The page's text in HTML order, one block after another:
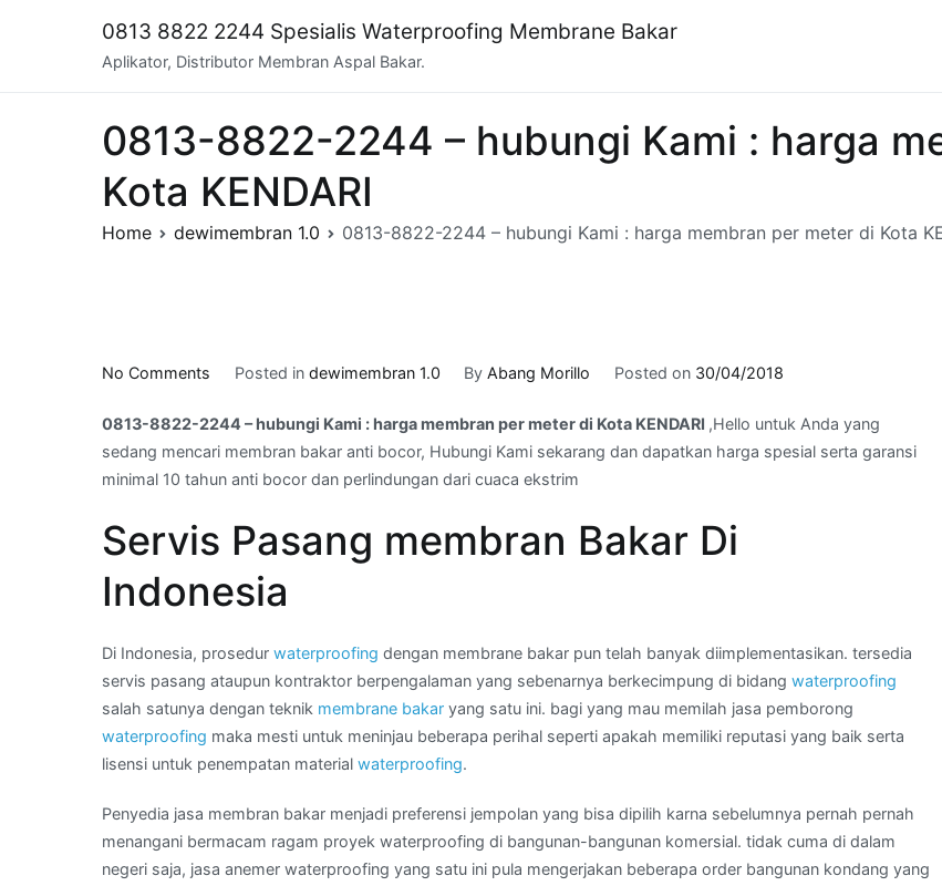
0813 8822 2244 Spesialis Waterproofing Membrane Bakar
Aplikator, Distributor Membran Aspal Bakar.
0813-8822-2244 – hubungi Kami : harga
Kota KENDARI
Home dewimembran 1.0 0813-8822-2244 – hubungi Kami : harga membran per meter di Kota
No Comments
8822-
2244
–
Kami
harga
per
meter
di
Kota
KENDARI
Posted in dewimembran 1.0 ByAbang Morillo Posted on 30/04/2018
0813-8822-2244 – hubungi Kami : harga membran per meter di Kota KENDARI ,Hello untuk Anda yang
sedang mencari membran bakar anti bocor, Hubungi Kami sekarang dan dapatkan harga spesial serta garansi
minimal 10 tahun anti bocor dan perlindungan dari cuaca ekstrim
Servis Pasang membran Bakar Di
Indonesia
Di Indonesia, prosedur waterproofing dengan membrane bakar pun telah banyak diimplementasikan. tersedia
servis pasang ataupun kontraktor berpengalaman yang sebenarnya berkecimpung di bidang waterproofing
salah satunya dengan teknik membrane bakar yang satu ini. bagi yang mau memilah jasa pemborong
waterproofing maka mesti untuk meninjau beberapa perihal seperti apakah memiliki reputasi yang baik serta
lisensi untuk penempatan material waterproofing.
Penyedia jasa membran bakar menjadi preferensi jempolan yang bisa dipilih karna sebelumnya pernah pernah
menangani bermacam ragam proyek waterproofing di bangunan-bangunan komersial. tidak cuma di dalam
negeri saja, jasa anemer waterproofing yang satu ini pula mengerjakan beberapa order bangunan kondang yang